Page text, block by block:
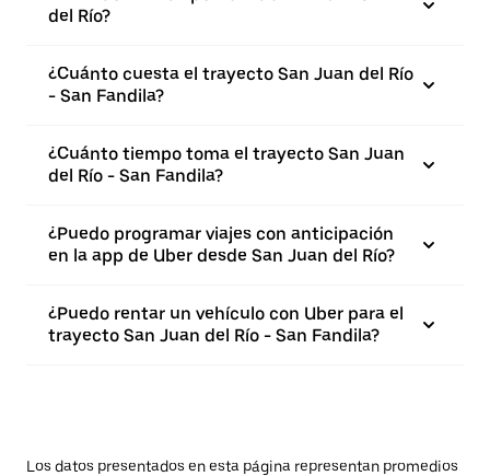
del Río?
¿Cuánto cuesta el trayecto San Juan del Río
- San Fandila?
¿Cuánto tiempo toma el trayecto San Juan
del Río - San Fandila?
¿Puedo programar viajes con anticipación
en la app de Uber desde San Juan del Río?
¿Puedo rentar un vehículo con Uber para el
trayecto San Juan del Río - San Fandila?
Los datos presentados en esta página representan promedios